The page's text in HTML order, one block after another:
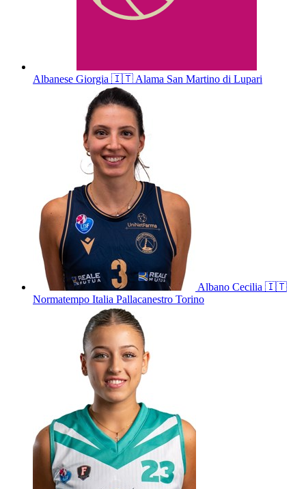
Albanese Giorgia 🇮🇹Alama San Martino di Lupari
Albano Cecilia 🇮🇹
Normatempo Italia Pallacanestro Torino